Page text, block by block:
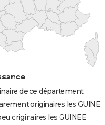
de ce département
originaires les GUINEE
originaires les GUINEE